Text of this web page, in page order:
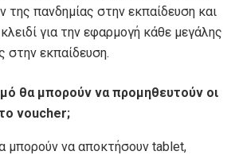
της πανδημίας στην εκπαίδευση και
για την εφαρμογή κάθε μεγάλης
στην εκπαίδευση.
θα μπορούν να προμηθευτούν οι
voucher;
μπορούν να αποκτήσουν tablet,